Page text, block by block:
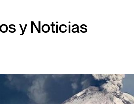
y Noticias